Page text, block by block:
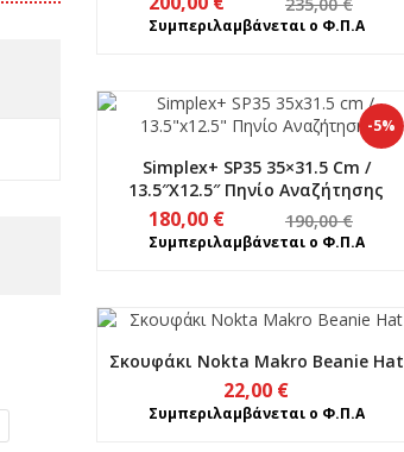
priceτρέχουσα
200,00 €.
Συμπεριλαμβάνεται ο Φ.Π.Α
-5%
Simplex+ SP35 35×31.5 Cm /
13.5″x12.5″ Πηνίο Αναζήτησης
190,00€
Original
price
180,00 €
τρέχουσα
180,00 €.
Συμπεριλαμβάνεται ο Φ.Π.Α
Σκουφάκι Nokta Makro Beanie Hat
22,00 €
Συμπεριλαμβάνεται ο Φ.Π.Α